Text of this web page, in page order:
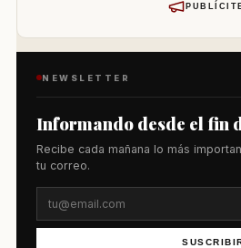
NEWSLETTER
Informando desde el fin
Recibe cada mañana lo más
tu correo.